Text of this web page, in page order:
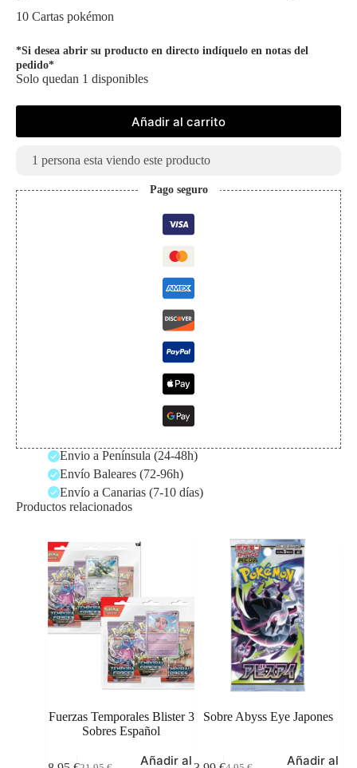
7,95 €.
6,95 €.
10 Cartas pokémon
*Si desea abrir su producto en directo indíquelo en notas del
pedido*
Solo quedan 1 disponibles
Añadir al carrito
1 persona esta viendo este producto
Pago seguro
Envio a Península (24-48h)
Envío Baleares (72-96h)
Envío a Canarias (7-10 días)
Productos relacionados
Fuerzas Temporales Blister 3
Sobres Español
Añadir al
Sobre Abyss Eye Japones
Añadir al